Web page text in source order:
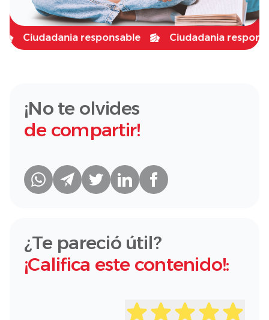
Ciudadania responsable Ciudadania responsable
¡No te olvides
de compartir!
¿Te pareció útil?
¡Califica este contenido!: